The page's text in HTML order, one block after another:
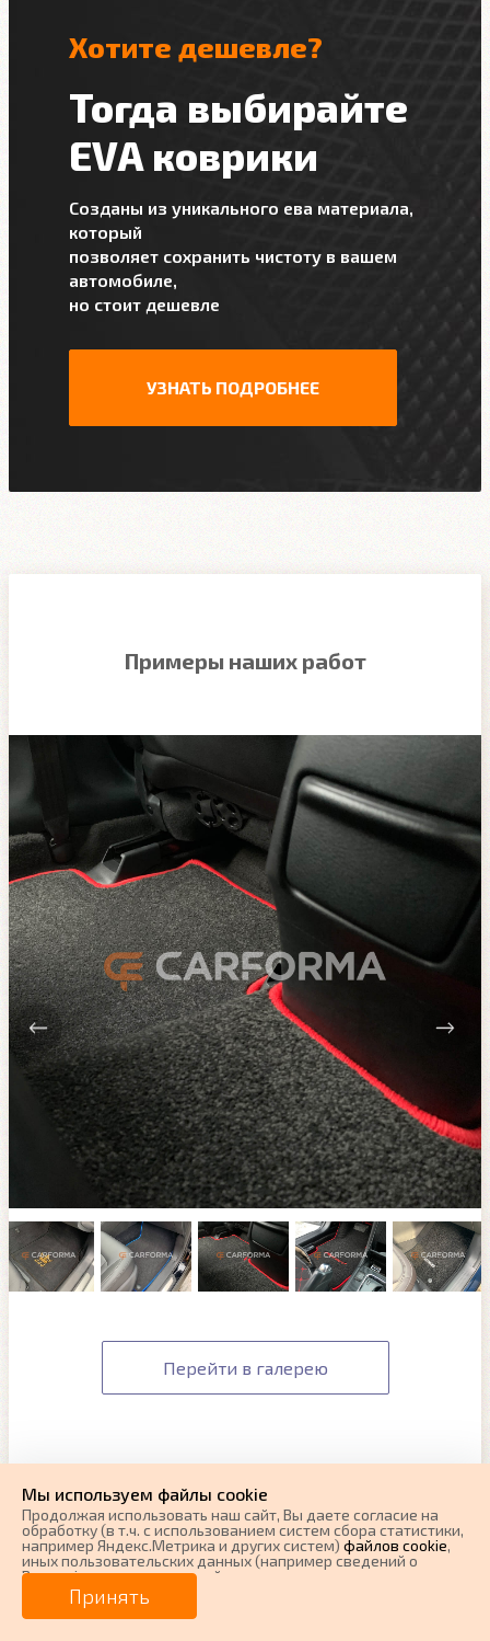
Хотите дешевле?
Тогда выбирайте
EVA коврики
Созданы из уникального ева материала,
который
позволяет сохранить чистоту в вашем
автомобиле,
но стоит дешевле
УЗНАТЬ ПОДРОБНЕЕ
Примеры наших работ
Перейти в галерею
Мы используем файлы cookie
Продолжая использовать наш cайт, Вы даете согласие на
обработку (в т.ч. с использованием систем сбора статистики,
например Яндекс.Метрика и других систем) файлов cookie,
иных пользовательских данных (например сведений о
Вашем ip-адресе, сведений о местоположении, типе
устройства, времени посещения страницы, сведений о
ресурсах сети Интернет, с которых были совершены
переходы на наш сайт, сведения о Ваших действиях на сайте
Принять